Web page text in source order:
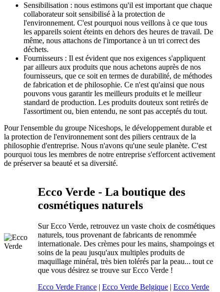
Sensibilisation : nous estimons qu'il est important que chaque
collaborateur soit sensibilisé à la protection de
l'environnement. C'est pourquoi nous veillons à ce que tous
les appareils soient éteints en dehors des heures de travail. De
même, nous attachons de l'importance à un tri correct des
déchets.
Fournisseurs : Il est évident que nos exigences s'appliquent
par ailleurs aux produits que nous achetons auprès de nos
fournisseurs, que ce soit en termes de durabilité, de méthodes
de fabrication et de philosophie. Ce n'est qu'ainsi que nous
pouvons vous garantir les meilleurs produits et le meilleur
standard de production. Les produits douteux sont retirés de
l'assortiment ou, bien entendu, ne sont pas acceptés du tout.
Pour l'ensemble du groupe Niceshops, le développement durable et
la protection de l'environnement sont des piliers centraux de la
philosophie d'entreprise. Nous n'avons qu'une seule planète. C'est
pourquoi tous les membres de notre entreprise s'efforcent activement
de préserver sa beauté et sa diversité.
Ecco Verde - La boutique des
cosmétiques naturels
Sur Ecco Verde, retrouvez un vaste choix de cosmétiques
naturels, tous provenant de fabricants de renommée
internationale. Des crèmes pour les mains, shampoings et
soins de la peau jusqu'aux multiples produits de
maquillage minéral, très bien tolérés par la peau... tout ce
que vous désirez se trouve sur Ecco Verde !
Ecco Verde France | Ecco Verde Belgique | Ecco Verde